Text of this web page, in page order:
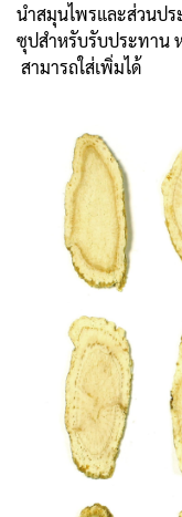
นำสมุนไพรและส่วนป
ซุปสำหรับรับประทาน
สามารถใส่เพิ่มได้